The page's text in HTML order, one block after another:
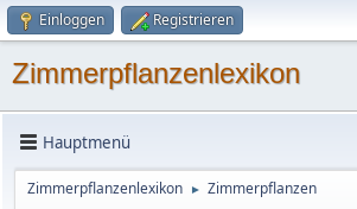
Einloggen Registrieren
Zimmerpflanzenlexikon
Hauptmenü
Zimmerpflanzenlexikon ► Zimmerpflanzen